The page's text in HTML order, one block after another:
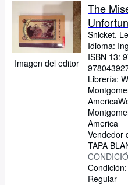
Imagen del editor
The
Snicket,
Idioma:
ISBN 13:
Librería:
America
America
Vendedor
TAPA
Regular